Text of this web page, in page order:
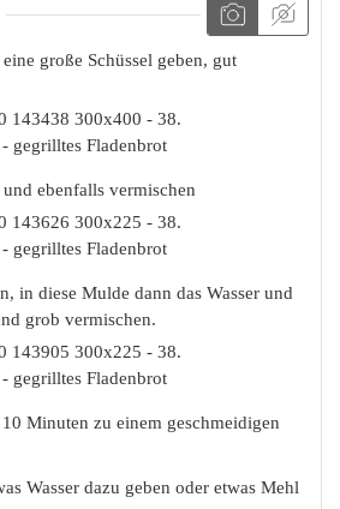
große Schüssel geben, gut
ebenfalls vermischen
in diese Mulde dann das Wasser und
grob vermischen.
Minuten zu einem geschmeidigen
Wasser dazu geben oder etwas Mehl